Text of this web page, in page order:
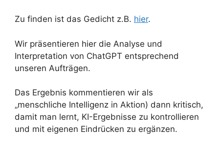
Zu finden ist das Gedicht z.B. hier.
Wir präsentieren hier die Analyse und
Interpretation von ChatGPT entsprechend
unseren Aufträgen.
Das Ergebnis kommentieren wir als
„menschliche Intelligenz in Aktion) dann kritisch,
damit man lernt, KI-Ergebnisse zu kontrollieren
und mit eigenen Eindrücken zu ergänzen.